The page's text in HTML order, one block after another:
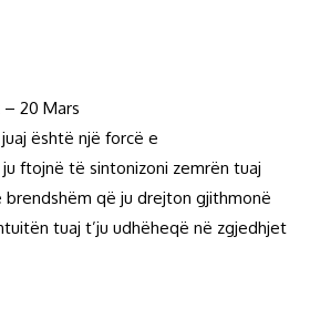
– 20 Mars
është një forcë e
ftojnë të sintonizoni zemrën tuaj
që ju drejton gjithmonë
tuaj t’ju udhëheqë në zgjedhjet